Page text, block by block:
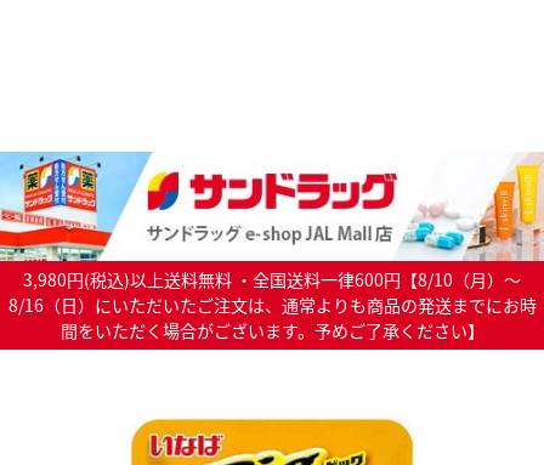
3,980円(税込)以上送料無料 ・全国送料一律600円【8/10（月）～
8/16（日）にいただいたご注文は、通常よりも商品の発送までにお時
間をいただく場合がございます。予めご了承ください】